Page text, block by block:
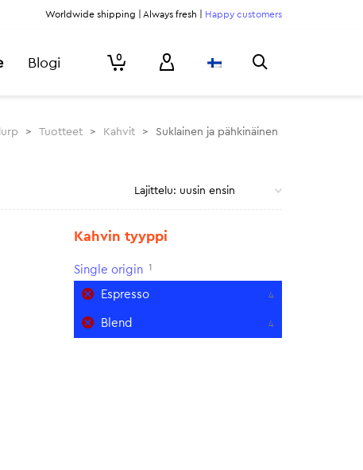
Worldwide shipping | Always fresh | Happy customers
Blogi 0
> Tuotteet > Kahvit > Suklainen ja pähkinäinen
Kahvin tyyppi
Single origin 1
Espresso 4
Blend 4